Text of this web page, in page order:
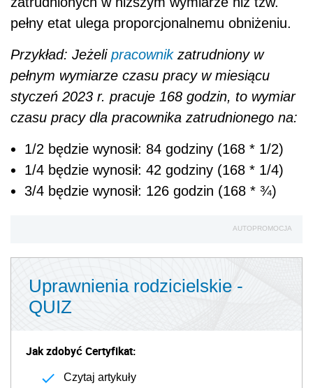
pełny etat ulega proporcjonalnemu obniżeniu.
Przykład: Jeżeli pracownikzatrudniony w
pełnym wymiarze czasu pracy w miesiącu
styczeń 2023 r. pracuje 168 godzin, to wymiar
czasu pracy dla pracownika zatrudnionego na:
1/2 będzie wynosił: 84 godziny (168 * 1/2)
1/4 będzie wynosił: 42 godziny (168 * 1/4)
3/4 będzie wynosił: 126 godzin (168 * ¾)
AUTOPROMOCJA
Uprawnienia rodzicielskie -
QUIZ
Jak zdobyć Certyfikat:
Czytaj artykuły